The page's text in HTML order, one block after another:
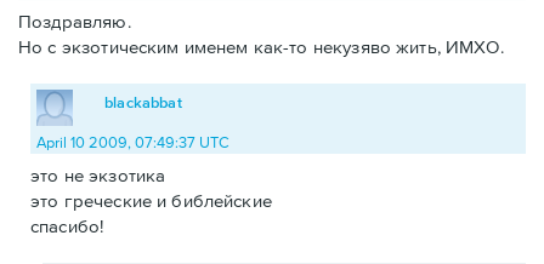
Поздравляю.
Но с экзотическим именем как-то некузяво жить, ИМХО.
blackabbat
April 10 2009, 07:49:37 UTC
это не экзотика
это греческие и библейские
спасибо!